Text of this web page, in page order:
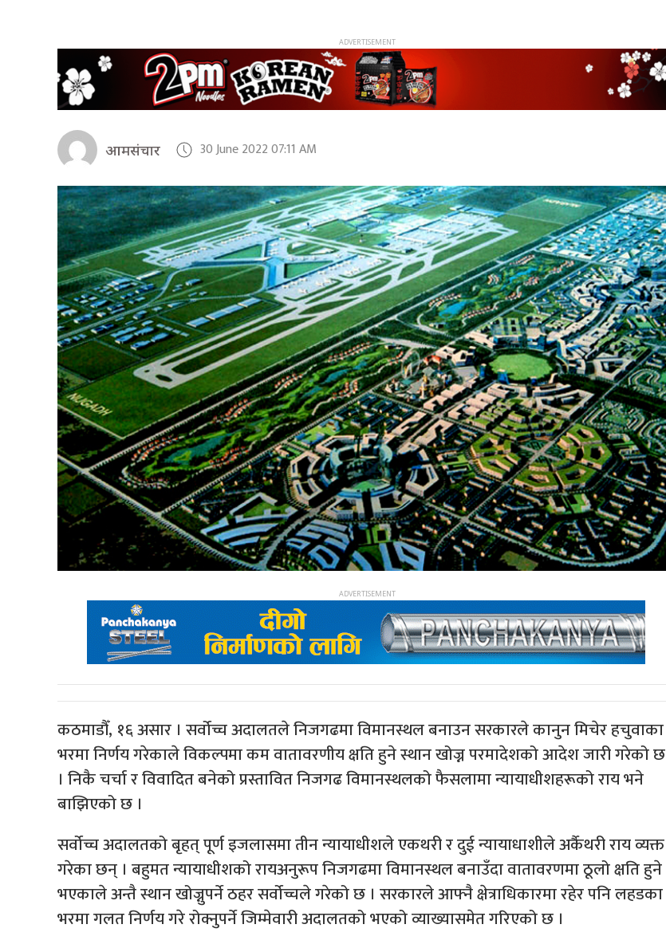
आमसंचार 30 June 2022 07:11 AM
कठमाडौँ, १६ असार । सर्वोच्च अदालतले निजगढमा विमानस्थल बनाउन सरकारले कानुन मिचेर हचुवाका
भरमा निर्णय गरेकाले विकल्पमा कम वातावरणीय क्षति हुने स्थान खोज्न परमादेशको आदेश जारी गरेको छ
। निकै चर्चा र विवादित बनेको प्रस्तावित निजगढ विमानस्थलको फैसलामा न्यायाधीशहरूको राय भने
बाझिएको छ ।
सर्वोच्च अदालतको बृहत् पूर्ण इजलासमा तीन न्यायाधीशले एकथरी र दुई न्यायाधाशीले अर्कैथरी राय व्यक्त
गरेका छन् । बहुमत न्यायाधीशको रायअनुरूप निजगढमा विमानस्थल बनाउँदा वातावरणमा ठूलो क्षति हुने
भएकाले अन्तै स्थान खोज्नुपर्ने ठहर सर्वोच्चले गरेको छ । सरकारले आफ्नै क्षेत्राधिकारमा रहेर पनि लहडका
भरमा गलत निर्णय गरे रोक्नुपर्ने जिम्मेवारी अदालतको भएको व्याख्यासमेत गरिएको छ ।